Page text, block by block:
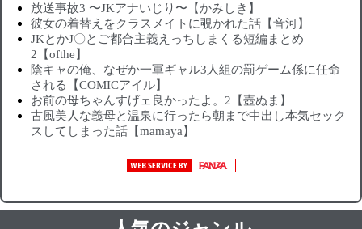
放送事故3 〜JKアナいじり〜【かみしき】
彼女の着替えをクラスメイトに覗かれた話【音河】
JKとかJ〇とご都合主義えっちしまくる短編まとめ
2【ofthe】
陰キャの俺、なぜか一軍ギャル3人組の罰ゲーム係に任命
される【COMICアイル】
お前の母ちゃんすげェ良かったよ。2【壺ぬま】
古風美人な義母と温泉に行ったら朝まで中出し本気セック
スしてしまった話【mamaya】